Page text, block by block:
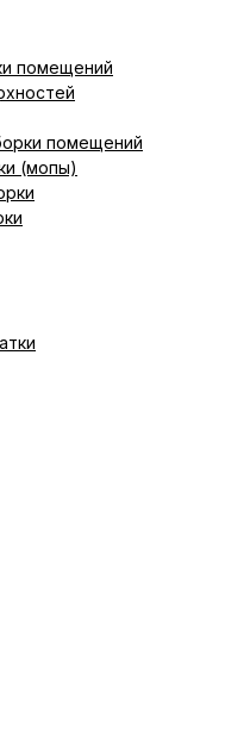
помещений
помещений
(мопы)